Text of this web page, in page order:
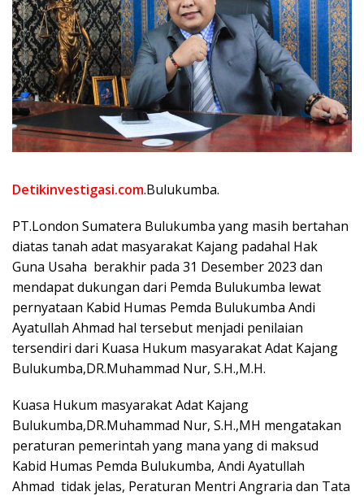
Detikinvestigasi.com.Bulukumba.
PT.London Sumatera Bulukumba yang masih bertahan
diatas tanah adat masyarakat Kajang padahal Hak
Guna Usaha berakhir pada 31 Desember 2023 dan
mendapat dukungan dari Pemda Bulukumba lewat
pernyataan Kabid Humas Pemda Bulukumba Andi
Ayatullah Ahmad hal tersebut menjadi penilaian
tersendiri dari Kuasa Hukum masyarakat Adat Kajang
Bulukumba,DR.Muhammad Nur, S.H.,M.H.
Kuasa Hukum masyarakat Adat Kajang
Bulukumba,DR.Muhammad Nur, S.H.,MH mengatakan
peraturan pemerintah yang mana yang di maksud
Kabid Humas Pemda Bulukumba, Andi Ayatullah
Ahmad tidak jelas, Peraturan Mentri Angraria dan Tata